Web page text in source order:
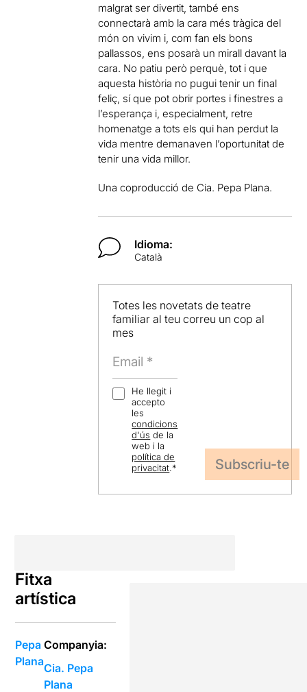
malgrat ser divertit, també ens
connectarà amb la cara més tràgica del
món on vivim i, com fan els bons
pallassos, ens posarà un mirall davant la
cara. No patiu però perquè, tot i que
aquesta història no pugui tenir un final
feliç, sí que pot obrir portes i finestres a
l’esperança i, especialment, retre
homenatge a tots els qui han perdut la
vida mentre demanaven l’oportunitat de
tenir una vida millor.
Una coproducció de Cia. Pepa Plana.
Idioma:
Català
Totes les novetats de teatre
familiar al teu correu un cop al
mes
He llegit i
accepto
les
condicions
d'ús de la
web i la
política de
privacitat.*
Fitxa
artística
Pepa
Plana
Companyia:
Cia. Pepa
Plana